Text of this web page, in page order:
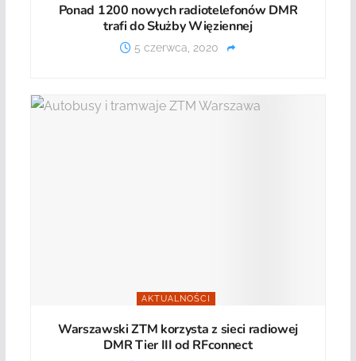
Ponad 1200 nowych radiotelefonów DMR
trafi do Służby Więziennej
5 czerwca, 2020
AKTUALNOŚCI
Warszawski ZTM korzysta z sieci radiowej
DMR Tier III od RFconnect